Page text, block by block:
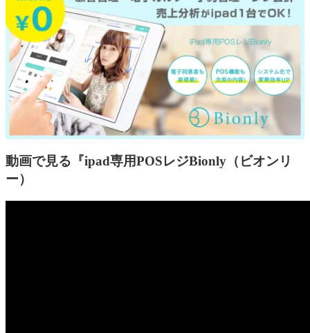
動画で見る『ipad専用POSレジBionly（ビオンリ
ー）